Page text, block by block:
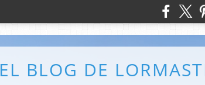
EL BLOG DE